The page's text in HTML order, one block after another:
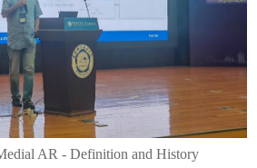
AR - Definition and History